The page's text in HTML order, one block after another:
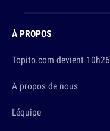
À PROPOS
Topito.com devient 10h26
A propos de nous
L'équipe